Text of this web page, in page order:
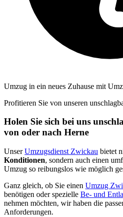
Umzug in ein neues Zuhause mit
Profitieren Sie von unseren
Holen Sie sich bei uns
von oder nach Herne
UnserUmzugsdienst Zwickau bietet
Konditionen, sondern auch einen
Umzug so reibungslos wie möglich
Ganz gleich, ob Sie einen Umzug
benötigen oder spezielle Be- und
nehmen möchten, wir haben die
Anforderungen.